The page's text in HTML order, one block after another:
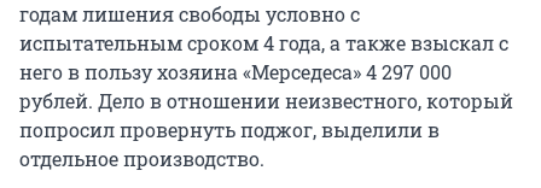
годам лишения свободы условно с
испытательным сроком 4 года, а также взыскал с
него в пользу хозяина «Мерседеса» 4 297 000
рублей. Дело в отношении неизвестного, который
попросил провернуть поджог, выделили в
отдельное производство.